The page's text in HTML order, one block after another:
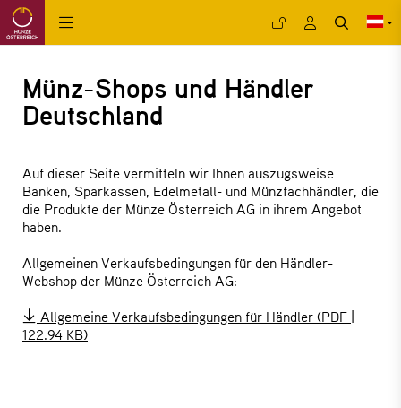
Münz-Shops und Händler
Deutschland
Auf dieser Seite vermitteln wir Ihnen auszugsweise
Banken, Sparkassen, Edelmetall- und Münzfachhändler, die
die Produkte der Münze Österreich AG in ihrem Angebot
haben.
Allgemeinen Verkaufsbedingungen für den Händler-
Webshop der Münze Österreich AG:
Allgemeine Verkaufsbedingungen für Händler (PDF |
122.94 KB)